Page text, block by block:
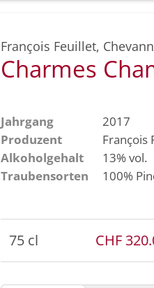
François Feuillet,
Charmes
Jahrgang
2017
Produzent
François
Alkoholgehalt
13% vol.
Traubensorten
100%
75 cl CHF